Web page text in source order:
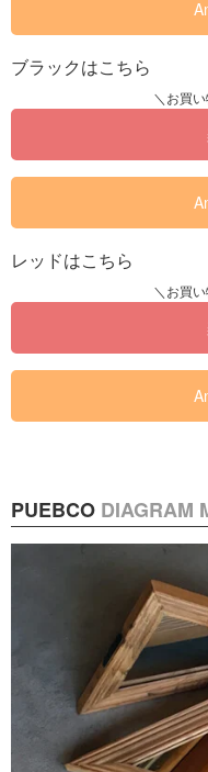
ブラックはこちら
レッドはこちら
PUEBCO DIAGRAM